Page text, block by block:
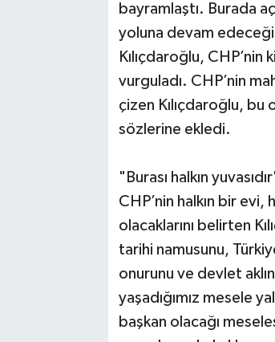
bayramlaştı. Burada
yoluna devam
Kılıçdaroğlu, CHP’nin
vurguladı. CHP’nin
çizen Kılıçdaroğlu, bu
sözlerine ekledi.
"Burası halkın
CHP’nin halkın bir
olacaklarını belirten
tarihi namusunu,
onurunu ve devlet
yaşadığımız mesele
başkan olacağı